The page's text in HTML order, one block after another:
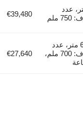
اتساع الخطف: 6 متر، عدد
€39,480
سنة: 2018، اتساع الخطف: 6.32 متر، عدد
الصفوف: 8، معدل تباعد الصفوف: 700 ملم،
€27,640